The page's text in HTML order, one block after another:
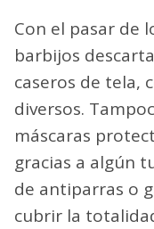
Con el pasar de
barbijos
caseros de tela,
diversos.
máscaras
gracias a algún
de antiparras o
cubrir la